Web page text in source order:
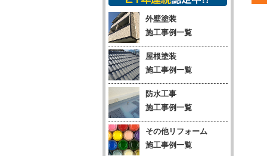
外壁塗装
施工事例一覧
屋根塗装
施工事例一覧
防水工事
施工事例一覧
その他リフォーム
施工事例一覧